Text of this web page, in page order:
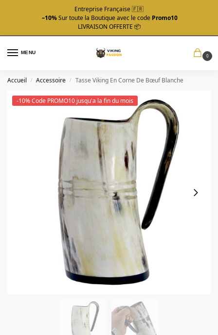
Entreprise Française 🇫🇷
–10%Sur toute la Boutique avec le code Promo10
LIVRAISON OFFERTE 📦
MENU
0
Accueil / Accessoire / Tasse Viking En Corne De Bœuf Blanche
-10% Code PROMO10 jusqu'a la fin du mois